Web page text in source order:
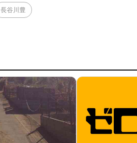
長谷川豊